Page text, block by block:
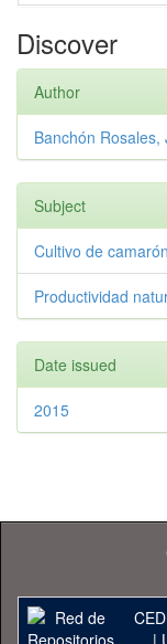
Discover
Author
Banchón Rosales,
Subject
Cultivo de camarón
Productividad
Date issued
2015
|